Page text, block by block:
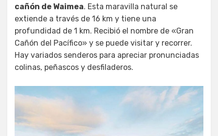
cañón de Waimea. Esta maravilla natural se
extiende a través de 16 km y tiene una
profundidad de 1 km. Recibió el nombre de «Gran
Cañón del Pacífico» y se puede visitar y recorrer.
Hay variados senderos para apreciar pronunciadas
colinas, peñascos y desfiladeros.